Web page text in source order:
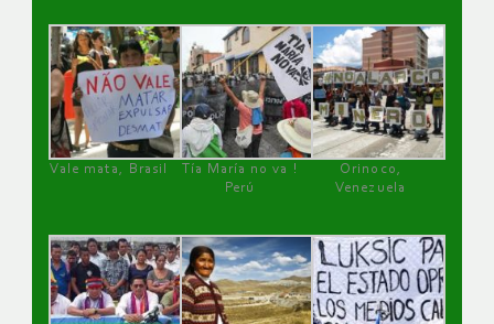
Vale mata, Brasil
Tía María no va !
Perú
Orinoco,
Venezuela